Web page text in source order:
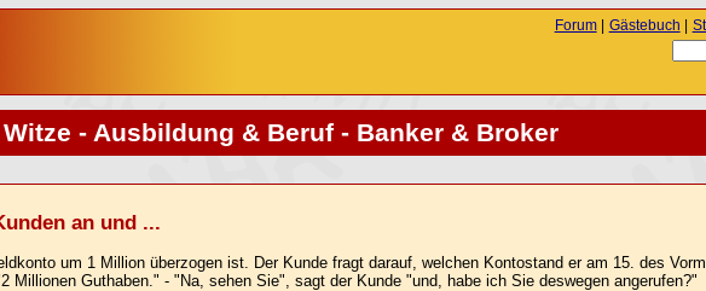
Witze - Ausbildung & Beruf - Banker & Broker
an und ...
um 1 Million überzogen ist. Der Kunde fragt darauf, welchen Kontostand er am 15. des
Millionen Guthaben." - "Na, sehen Sie", sagt der Kunde "und, habe ich Sie deswegen angerufen?"
Forum| Gästebuch |